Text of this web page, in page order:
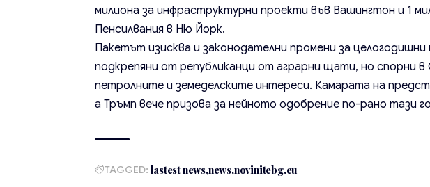
милиона за инфраструктурни проекти във Вашингтон и 1
Пенсилвания в Ню Йорк.
Пакетът изисква и законодателни промени за целогодишни
подкрепяни от републиканци от аграрни щати, но спорни
петролните и земеделските интереси. Камарата на
а Тръмп вече призова за нейното одобрение по-рано тази
TAGGED: lastest news news novinitebg.eu